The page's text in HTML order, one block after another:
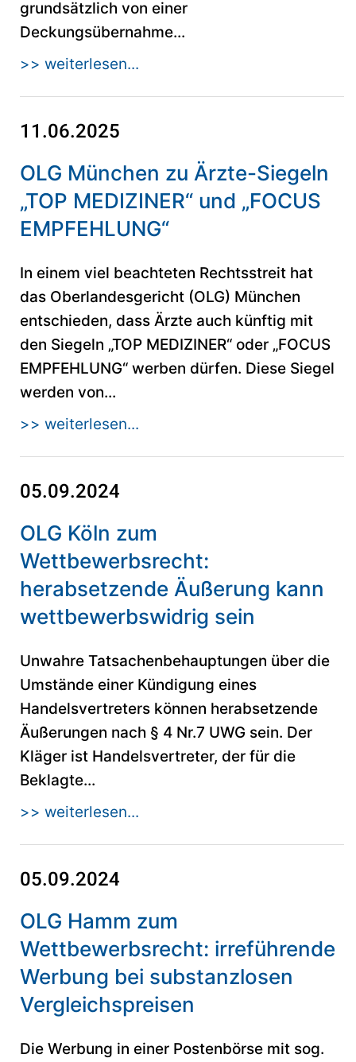
grundsätzlich von einer
Deckungsübernahme...
>> weiterlesen...
11.06.2025
OLG München zu Ärzte-Siegeln
„TOP MEDIZINER“ und „FOCUS
EMPFEHLUNG“
In einem viel beachteten Rechtsstreit hat
das Oberlandesgericht (OLG) München
entschieden, dass Ärzte auch künftig mit
den Siegeln „TOP MEDIZINER“ oder „FOCUS
EMPFEHLUNG“ werben dürfen. Diese Siegel
werden von...
>> weiterlesen...
05.09.2024
OLG Köln zum
Wettbewerbsrecht:
herabsetzende Äußerung kann
wettbewerbswidrig sein
Unwahre Tatsachenbehauptungen über die
Umstände einer Kündigung eines
Handelsvertreters können herabsetzende
Äußerungen nach § 4 Nr.7 UWG sein. Der
Kläger ist Handelsvertreter, der für die
Beklagte...
>> weiterlesen...
05.09.2024
OLG Hamm zum
Wettbewerbsrecht: irreführende
Werbung bei substanzlosen
Vergleichspreisen
Die Werbung in einer Postenbörse mit sog.